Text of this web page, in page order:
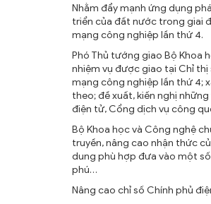
Nhằm đẩy mạnh ứng dụng
triển của đất nước trong giai
mạng công nghiệp lần thứ 4.
Phó Thủ tướng giao Bộ Khoa
nhiệm vụ được giao tại Chỉ
mạng công nghiệp lần thứ 4;
theo; đề xuất, kiến nghị
điện tử, Cổng dịch vụ công
Bộ Khoa học và Công nghệ
truyền, nâng cao nhận thức
dung phù hợp đưa vào một
phú…
Nâng cao chỉ số Chính phủ